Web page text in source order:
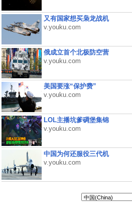
又有国家想买枭龙战机
v.youku.com
俄成立首个北极防空营
v.youku.com
美国要涨“保护费”
v.youku.com
LOL主播坑爹碉堡集锦
v.youku.com
中国为何还服役三代机
v.youku.com